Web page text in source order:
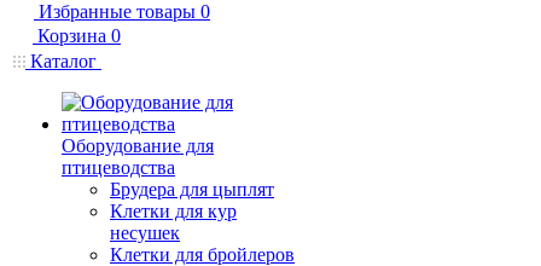
Избранные товары 0
Корзина 0
Каталог
Оборудование для
птицеводства
Брудера для цыплят
Клетки для кур
несушек
Клетки для бройлеров